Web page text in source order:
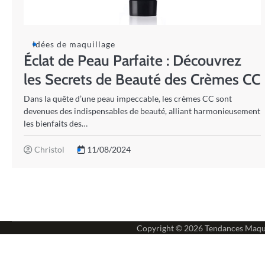
Idées de maquillage
Éclat de Peau Parfaite : Découvrez
les Secrets de Beauté des Crèmes CC
Dans la quête d’une peau impeccable, les crèmes CC sont
devenues des indispensables de beauté, alliant harmonieusement
les bienfaits des…
Christol 11/08/2024
Copyright © 2026Tendances